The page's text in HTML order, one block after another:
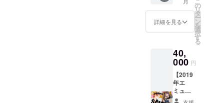
来ま
す！あ
なたも
に！ ※
遠方の
方もテ
キスト
データ
を送っ
ていた
なりま
す） 下
記、
【よう
ようと
行っ
ちゃう
YO】又
は【ス
トレス
発散！
飲み＆
詳細を見る
の
リ
タ
ー
ン
を
選
択
す
る
40,
000 円
【2019
年エ
ミュブ
ロマイ